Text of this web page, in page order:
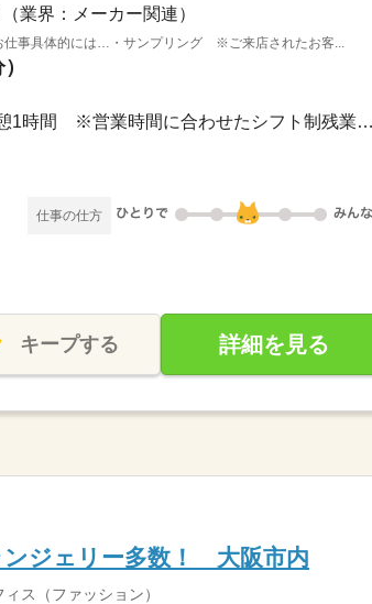
（業界：メーカー関連）
仕事具体的には…・サンプリング ※ご来店されたお客...
長期 / 09：30～20：30実働7時間30分／休憩1時間 ※営業時
仕事の仕方
キープする 詳細を見る
ジェリー多数！ 大阪市内
ス（ファッション）